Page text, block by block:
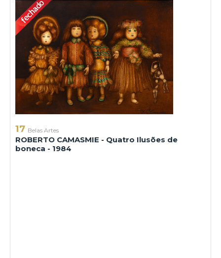
17 Belas Artes
ROBERTO CAMASMIE - Quatro Ilusões de
boneca - 1984